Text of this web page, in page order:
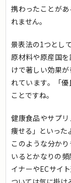
携わったことが
れません。
景表法の1つとし
原材料や原産国
けで著しい効果
れています。「
ことですね。
健康食品やサプ
痩せる」といった
このような分か
いるとかなりの
イナーやECサイ